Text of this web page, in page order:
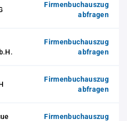
Firmenbuchauszug
abfragen
Firmenbuchauszug
abfragen
Firmenbuchauszug
abfragen
Firmenbuchauszug